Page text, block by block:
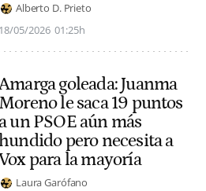
Alberto D. Prieto
18/05/2026 01:25h
goleada: Juanma
Moreno le saca 19 puntos
a un PSOE aún más
hundido pero necesita a
para la mayoría
Laura Garófano